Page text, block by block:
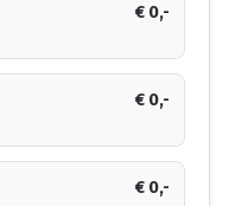
€ 0,-
€ 0,-
€ 0,-